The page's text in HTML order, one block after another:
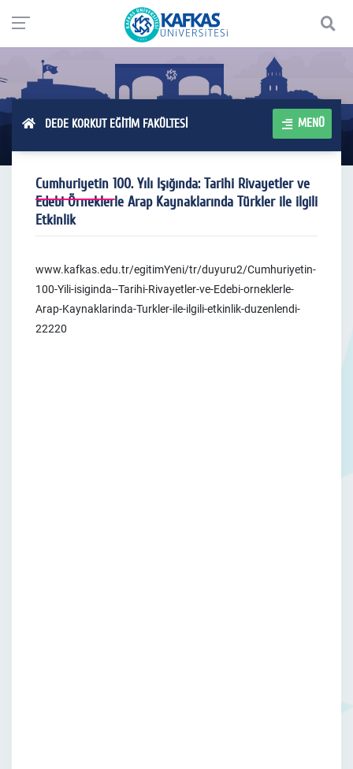
DEDE KORKUT EĞİTİM FAKÜLTESİ MENÜ
Cumhuriyetin 100. Yılı Işığında: Tarihi Rivayetler ve
Edebi Örneklerle Arap Kaynaklarında Türkler ile ilgili
Etkinlik
www.kafkas.edu.tr/egitimYeni/tr/duyuru2/Cumhuriyetin-
100-Yili-isiginda--Tarihi-Rivayetler-ve-Edebi-orneklerle-
Arap-Kaynaklarinda-Turkler-ile-ilgili-etkinlik-duzenlendi-
22220